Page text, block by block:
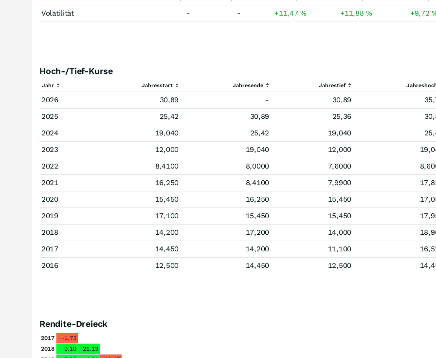
Volatilität
- - +11,47% +11,88% +9,72
Hoch-/Tief-Kurse
Jahr Jahresstart Jahresende Jahrestief
2026 30,89 - 30,89
2025
25,42 30,89 25,36
2024
19,040 25,42 19,040
2023
12,000 19,040 12,000
2022
8,4100 8,0000 7,6000
2021
16,250 8,4100 7,9900
2020
15,450 16,250 15,450
2019
17,100 15,450 15,450
2018
14,200 17,200 14,000
2017
14,450 14,200 11,100
2016
12,500 14,450 12,500
Rendite-Dreieck
2017
-1.73
2018
9.10
21.13